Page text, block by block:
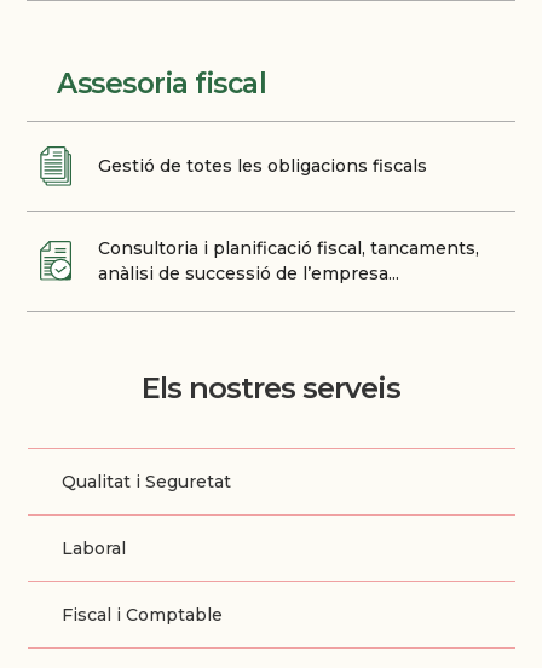
Assesoria fiscal
Gestió de totes les obligacions fiscals
Consultoria i planificació fiscal, tancaments,
anàlisi de successió de l’empresa...
Els nostres serveis
Qualitat i Seguretat
Laboral
Fiscal i Comptable